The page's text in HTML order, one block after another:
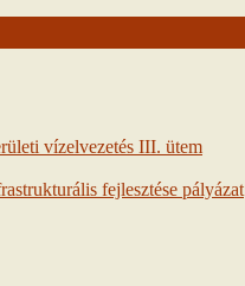
vízelvezetés III. ütem
fejlesztése pályázat